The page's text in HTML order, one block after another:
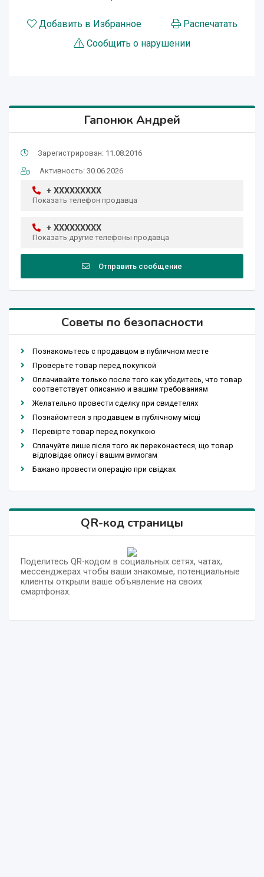
Добавить в Избранное
Распечатать
Сообщить о нарушении
Гапонюк Андрей
Зарегистрирован: 11.08.2016
Активность: 30.06.2026
+ XXXXXXXXX
Показать телефон продавца
+ XXXXXXXXX
Показать другие телефоны продавца
Отправить сообщение
Советы по безопасности
Познакомьтесь с продавцом в публичном месте
Проверьте товар перед покупкой
Оплачивайте только после того как убедитесь, что товар
соответствует описанию и вашим требованиям
Желательно провести сделку при свидетелях
Познайомтеся з продавцем в публічному місці
Перевірте товар перед покупкою
Сплачуйте лише після того як переконаєтеся, що товар
відповідає опису і вашим вимогам
Бажано провести операцію при свідках
QR-код страницы
Поделитесь QR-кодом в социальных сетях, чатах,
мессенджерах чтобы ваши знакомые, потенциальные
клиенты открыли ваше объявление на своих
смартфонах.